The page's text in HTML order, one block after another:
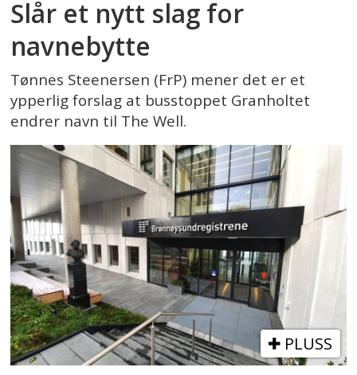
Slår et nytt slag for
navnebytte
Tønnes Steenersen (FrP) mener det er et
ypperlig forslag at busstoppet Granholtet
endrer navn til The Well.
PLUSS